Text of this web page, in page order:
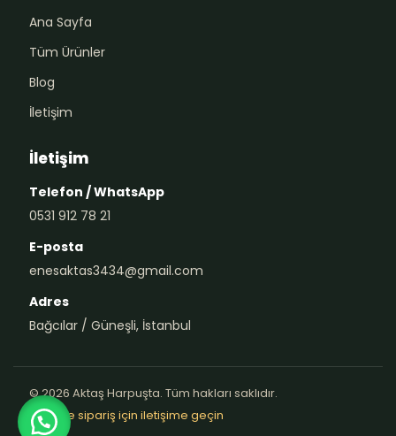
Ana Sayfa
Tüm Ürünler
Blog
İletişim
İletişim
Telefon / WhatsApp
0531 912 78 21
E-posta
enesaktas3434@gmail.com
Adres
Bağcılar / Güneşli, İstanbul
© 2026 Aktaş Harpuşta. Tüm hakları saklıdır.
Teklif ve sipariş için iletişime geçin